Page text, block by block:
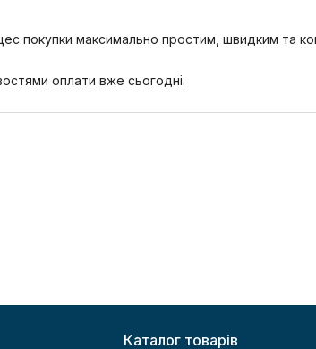
покупки максимально простим, швидким та
оплати вже сьогодні.
Каталог товарів